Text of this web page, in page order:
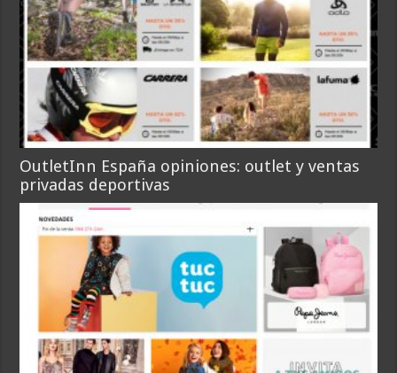
OutletInn España opiniones: outlet y ventas
privadas deportivas